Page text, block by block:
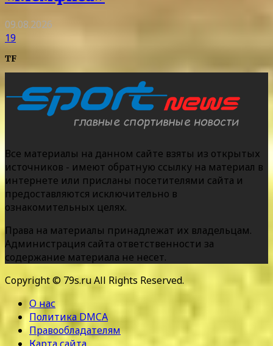
09.08.2026
19
TF
Все материалы на данном сайте взяты из открытых
источников - имеют обратную ссылку на материал в
интернете или присланы посетителями сайта и
предоставляются исключительно в
ознакомительных целях.
Права на материалы принадлежат их владельцам.
Администрация сайта ответственности за
содержание материала не несет.
Copyright © 79s.ru All Rights Reserved.
О нас
Политика DMCA
Правообладателям